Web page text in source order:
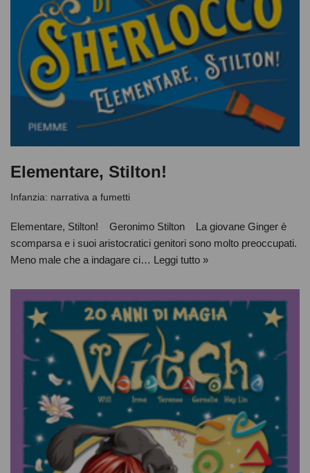
Elementare, Stilton!
Infanzia: narrativa a fumetti
Elementare, Stilton! Geronimo Stilton La giovane Ginger è
scomparsa e i suoi aristocratici genitori sono molto preoccupati.
Meno male che a indagare ci… Leggi tutto »